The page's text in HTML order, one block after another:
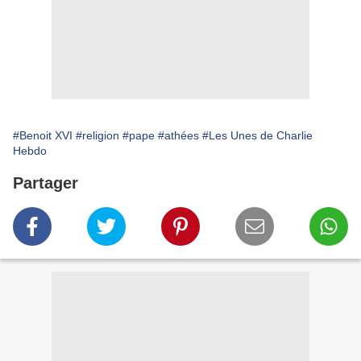
#Benoit XVI #religion #pape #athées #Les Unes de Charlie
Hebdo
Partager